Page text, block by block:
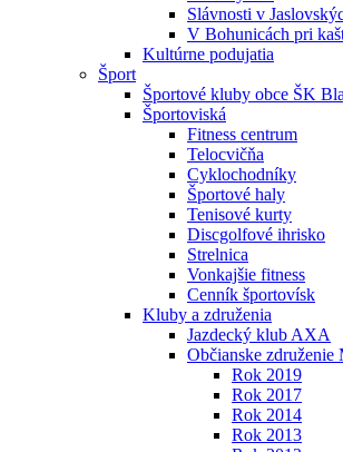
Slávnosti v
V Bohunicách pri
Kultúrne podujatia
Šport
Športové kluby obce ŠK
Športoviská
Fitness centrum
Telocvičňa
Cyklochodníky
Športové haly
Tenisové kurty
Discgolfové ihrisko
Strelnica
Vonkajšie fitness
Cenník športovísk
Kluby a združenia
Jazdecký klub AXA
Občianske
Rok 2019
Rok 2017
Rok 2014
Rok 2013